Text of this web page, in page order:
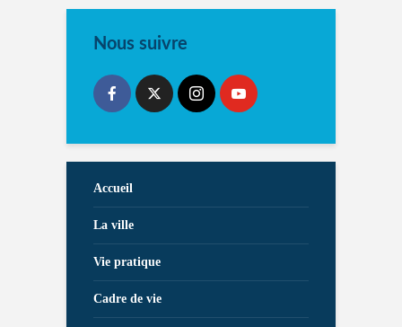
Nous suivre
Accueil
La ville
Vie pratique
Cadre de vie